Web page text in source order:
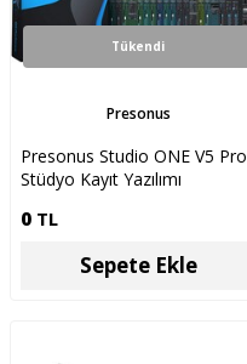
Tükendi
Presonus
Presonus Studio ONE V5 Pro
Stüdyo Kayıt Yazılımı
0 TL
Sepete Ekle